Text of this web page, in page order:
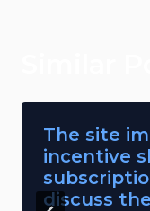
The site
incentive
discuss